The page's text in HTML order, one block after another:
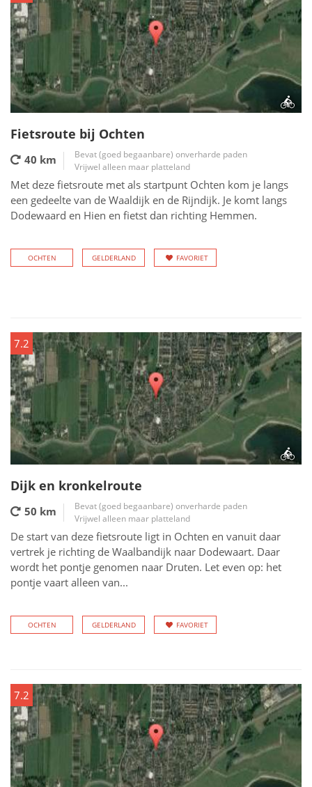
Fietsroute bij Ochten
40 km
Bevat (goed begaanbare) onverharde paden
Vrijwel alleen maar platteland
Met deze fietsroute met als startpunt Ochten kom je langs
een gedeelte van de Waaldijk en de Rijndijk. Je komt langs
Dodewaard en Hien en fietst dan richting Hemmen.
OCHTEN GELDERLAND FAVORIET
7.2
Dijk en kronkelroute
50 km
Bevat (goed begaanbare) onverharde paden
Vrijwel alleen maar platteland
De start van deze fietsroute ligt in Ochten en vanuit daar
vertrek je richting de Waalbandijk naar Dodewaart. Daar
wordt het pontje genomen naar Druten. Let even op: het
pontje vaart alleen van...
OCHTEN GELDERLAND FAVORIET
7.2